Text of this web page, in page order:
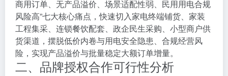
商用订单、无产品溢价、场景适配性弱、民用用电合规
风险高”七大核心痛点，快速切入家电终端铺货、家装
工程集采、连锁餐饮配套、政企民生采购、小型商户供
货渠道，摆脱低价内卷与用电安全隐患、合规经营风
险，实现产品溢价与批量稳定大额订单增量。
二、品牌授权合作可行性分析